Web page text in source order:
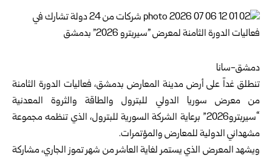
دمشق-سانا
تنطلق غداً على أرض مدينة المعارضبدمشق، فعاليات الدورة الثامنة
من معرض سوريا الدولي للبترول والطاقة والثروة المعدنية
“سيربترو2026” برعاية الشركة السورية للبترول، الذي تنظمه مجموعة
مشهداني الدولية للمعارض والمؤتمرات.
ويشهد المعرض الذي يستمر لغاية العاشر من شهر تموز الجاري، مشاركة